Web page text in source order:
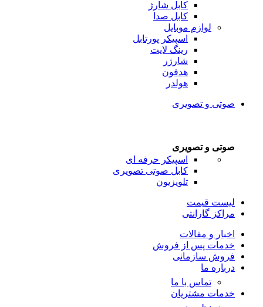
کابل شارژ
کابل صدا
لوازم موبایل
اسپیکر پورتابل
رینگ لایت
شارژر
هدفون
هولدر
صوتی و تصویری
صوتی و تصویری
اسپیکر حرفه ای
کابل صوتی تصویری
تلویزیون
لیست قیمت
مراکز گارانتی
اخبار و مقالات
خدمات پس از فروش
فروش سازمانی
درباره ما
تماس با ما
خدمات مشتریان